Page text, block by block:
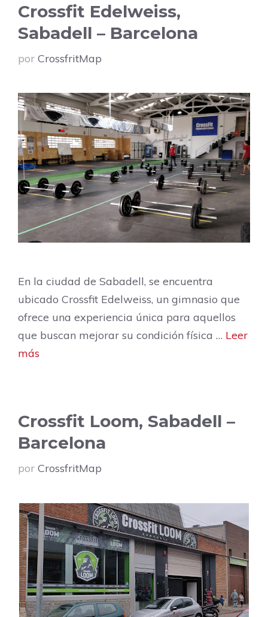
Crossfit Edelweiss,
Sabadell – Barcelona
por CrossfritMap
En la ciudad de Sabadell, se encuentra
ubicado Crossfit Edelweiss, un gimnasio que
ofrece una experiencia única para aquellos
que buscan mejorar su condición física … Leer
más
Crossfit Loom, Sabadell –
Barcelona
por CrossfritMap